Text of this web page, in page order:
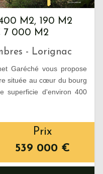
M2, 190 M2
7 000 M2
- Lorignac
Garéché vous propose
située au cœur du bourg
superficie d'environ 400
Prix
539 000 €